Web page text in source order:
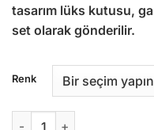
tasarım lüks kutusu,
set olarak gönderilir.
Renk
Agelocer Astronomer